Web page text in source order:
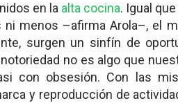
en la alta cocina. Igual
ni menos –afirma Arola–, el
surgen un sinfín de
no es algo que
con obsesión. Con las
y reproducción de